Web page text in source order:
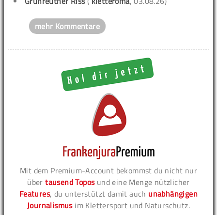
mehr Kommentare
Mit dem Premium-Account bekommst du nicht nur
übertausend Toposund eine Menge nützlicher
Features, du unterstützt damit auch unabhängigen
Journalismusim Klettersport und Naturschutz.